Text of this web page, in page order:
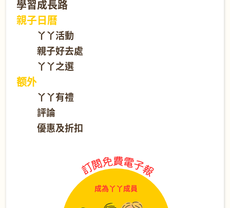
學習成長路
親子日曆
丫丫活動
親子好去處
丫丫之選
额外
丫丫有禮
評論
優惠及折扣
成為丫丫成員